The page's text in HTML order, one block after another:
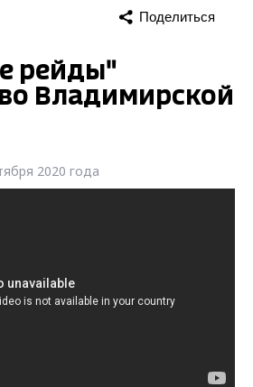
Поделиться
рейды"
Владимирской
2020 года